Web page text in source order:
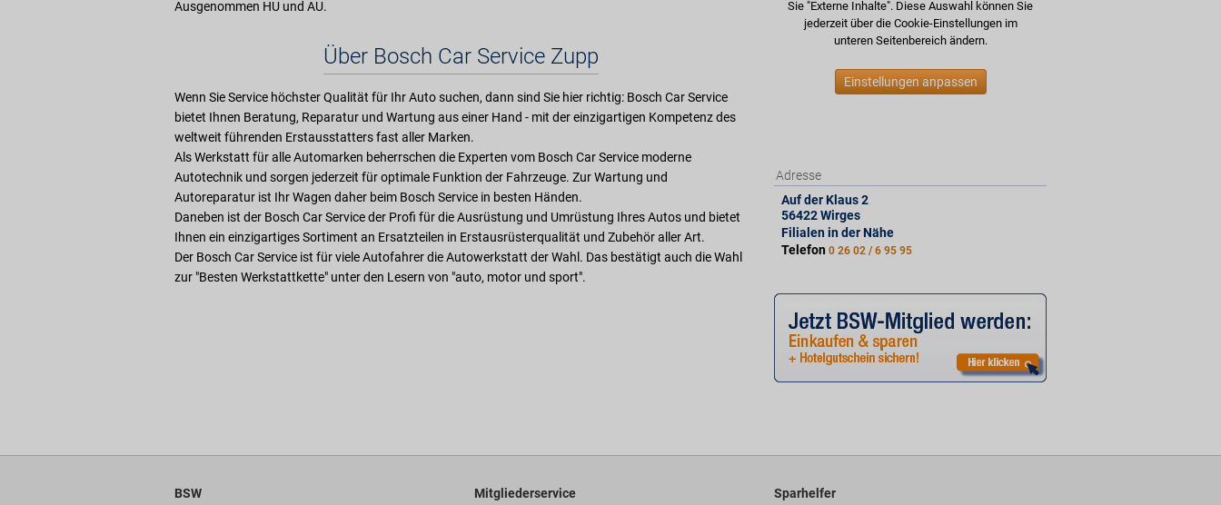
Ausgenommen HU und AU.
Über Bosch Car Service Zupp
Wenn Sie Service höchster Qualität für Ihr Auto suchen, dann sind Sie hier richtig: Bosch Car Service
bietet Ihnen Beratung, Reparatur und Wartung aus einer Hand - mit der einzigartigen Kompetenz des
weltweit führenden Erstausstatters fast aller Marken.
Als Werkstatt für alle Automarken beherrschen die Experten vom Bosch Car Service moderne
Autotechnik und sorgen jederzeit für optimale Funktion der Fahrzeuge. Zur Wartung und
Autoreparatur ist Ihr Wagen daher beim Bosch Service in besten Händen.
Daneben ist der Bosch Car Service der Profi für die Ausrüstung und Umrüstung Ihres Autos und bietet
Ihnen ein einzigartiges Sortiment an Ersatzteilen in Erstausrüsterqualität und Zubehör aller Art.
Der Bosch Car Service ist für viele Autofahrer die Autowerkstatt der Wahl. Das bestätigt auch die Wahl
zur "Besten Werkstattkette" unter den Lesern von "auto, motor und sport".
Sie "Externe Inhalte". Diese Auswahl können Sie
jederzeit über die Cookie-Einstellungen im
unteren Seitenbereich ändern.
Einstellungen anpassen
Adresse
Auf der Klaus 2
56422Wirges
Filialen in der Nähe
Telefon 0 26 02 / 6 95 95
BSW Mitgliederservice Sparhelfer